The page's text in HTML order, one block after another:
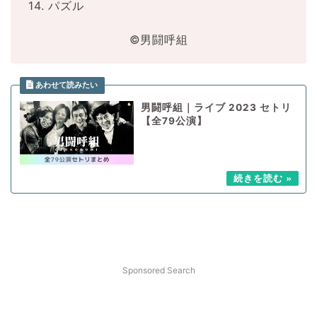
14. パズル
©男闘呼組
男闘呼組｜ライブ 2023 セトリ
【全79公演】
Sponsored Search